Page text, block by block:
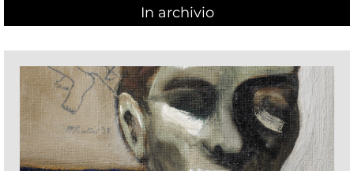
In archivio